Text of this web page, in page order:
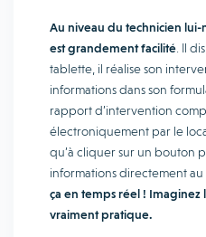
Au niveau du technicien
est grandement facilité . Il
tablette, il réalise son
informations dans son
rapport d’intervention
électroniquement par le
qu’à cliquer sur un bouton
informations directement
ça en temps réel ! Imaginez
vraiment pratique.